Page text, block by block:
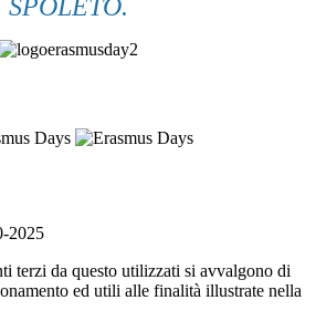
SPOLETO.
2025
terzi da questo utilizzati si avvalgono di
ed utili alle finalità illustrate nella